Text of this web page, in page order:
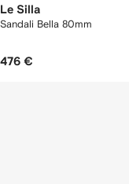
Le Silla
Sandali Bella 80mm
476 €